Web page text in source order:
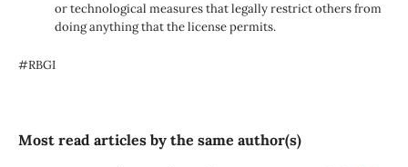
or technological measures that legally restrict others from
doing anything that the license permits.
#RBGI
Most read articles by the same author(s)